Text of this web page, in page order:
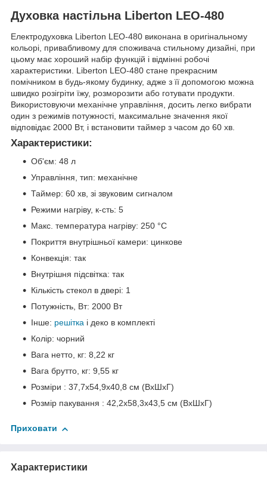
Духовка настільна Liberton LEO-480
Електродуховка Liberton LEO-480 виконана в оригінальному
кольорі, привабливому для споживача стильному дизайні, при
цьому має хороший набір функцій і відмінні робочі
характеристики. Liberton LEO-480 стане прекрасним
помічником в будь-якому будинку, адже з її допомогою можна
швидко розігріти їжу, розморозити або готувати продукти.
Використовуючи механічне управління, досить легко вибрати
один з режимів потужності, максимальне значення якої
відповідає 2000 Вт, і встановити таймер з часом до 60 хв.
Характеристики:
Об'єм: 48 л
Управління, тип: механічне
Таймер: 60 хв, зі звуковим сигналом
Режими нагріву, к-сть: 5
Макс. температура нагріву: 250 °C
Покриття внутрішньої камери: цинкове
Конвекція: так
Внутрішня підсвітка: так
Кількість стекол в двері: 1
Потужність, Вт: 2000 Вт
Інше: решітка і деко в комплекті
Колір: чорний
Вага нетто, кг: 8,22 кг
Вага брутто, кг: 9,55 кг
Розміри : 37,7х54,9х40,8 см (ВхШхГ)
Розмір пакування : 42,2х58,3х43,5 см (ВхШхГ)
Приховати
Характеристики